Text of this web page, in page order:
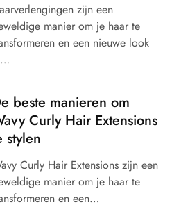
zijn een
manier om je haar te
en een nieuwe look
beste manieren om
Curly Hair Extensions
stylen
Curly Hair Extensions zijn een
manier om je haar te
en een…